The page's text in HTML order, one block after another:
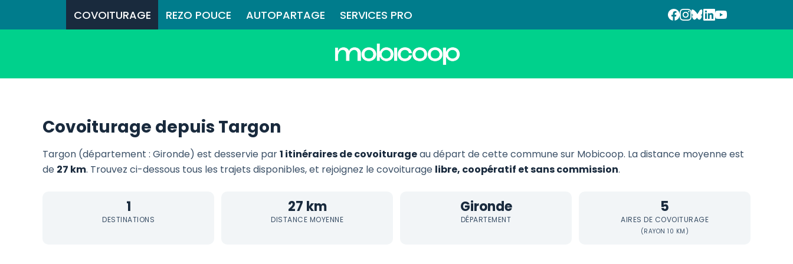
COVOITURAGE REZO POUCE AUTOPARTAGE SERVICES PRO
Covoiturage depuis Targon
Targon (département : Gironde) est desservie par1 itinéraires de covoiturageau départ de cette commune sur Mobicoop. La distance moyenne est
de 27 km. Trouvez ci-dessous tous les trajets disponibles, et rejoignez le covoiturage libre, coopératif et sans commission.
1
DESTINATIONS
27 km
DISTANCE MOYENNE
Gironde
DÉPARTEMENT
5
AIRES DE COVOITURAGE
(RAYON 10 KM)